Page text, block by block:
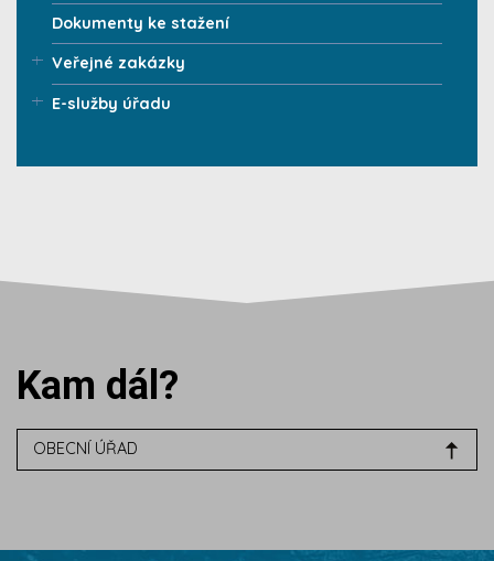
Dokumenty ke stažení
Veřejné zakázky
E-služby úřadu
Kam dál?
OBECNÍ ÚŘAD